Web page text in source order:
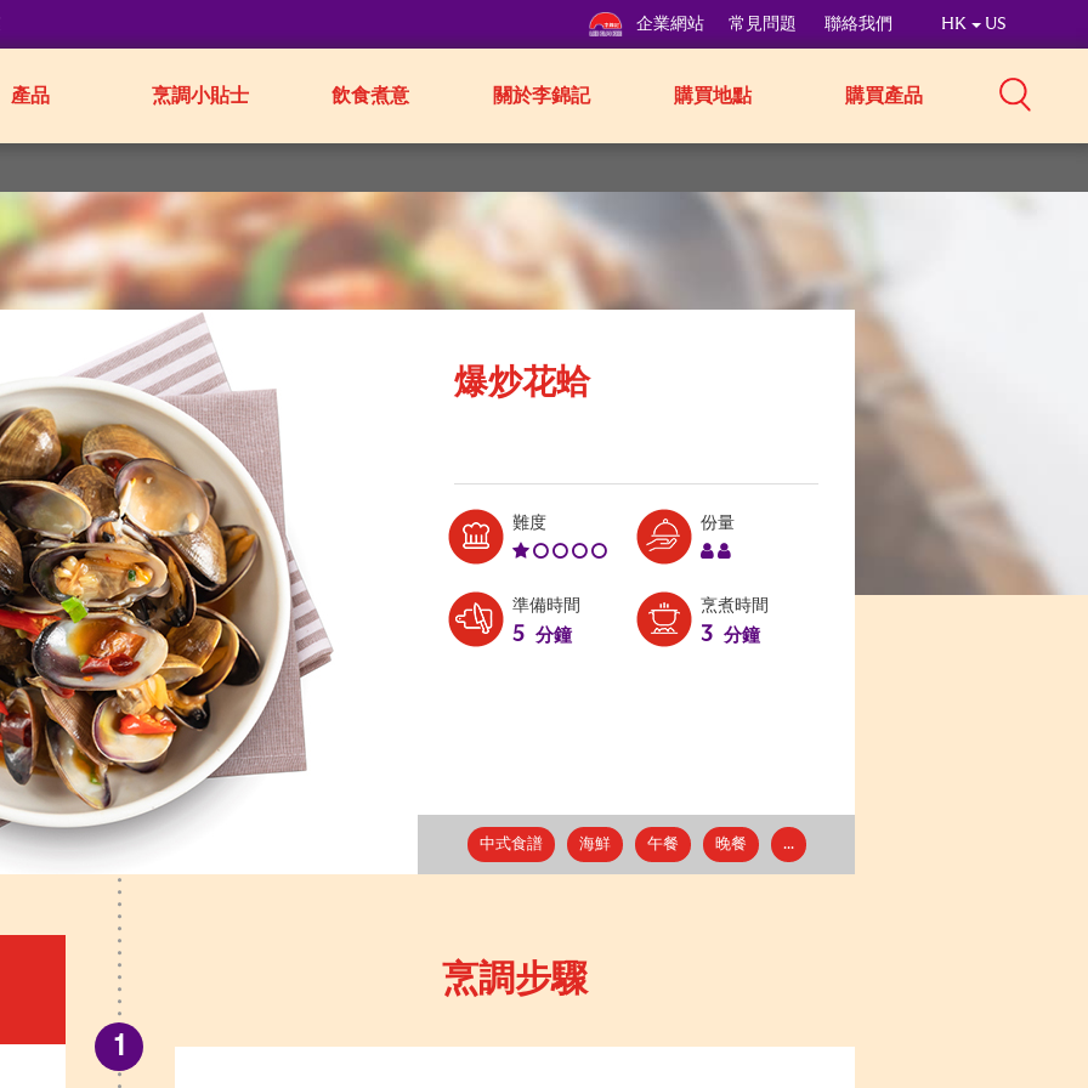
企業網站 常見問題 聯絡我們 HK US
產品 烹調小貼士 飲食煮意 關於李錦記 購買地點 購買產品
爆炒花蛤
難度Level:
份量Serves:
準備時間
5 分鐘
烹煮時間
3 分鐘
中式食譜 海鮮 午餐 晚餐 ...
烹調步驟